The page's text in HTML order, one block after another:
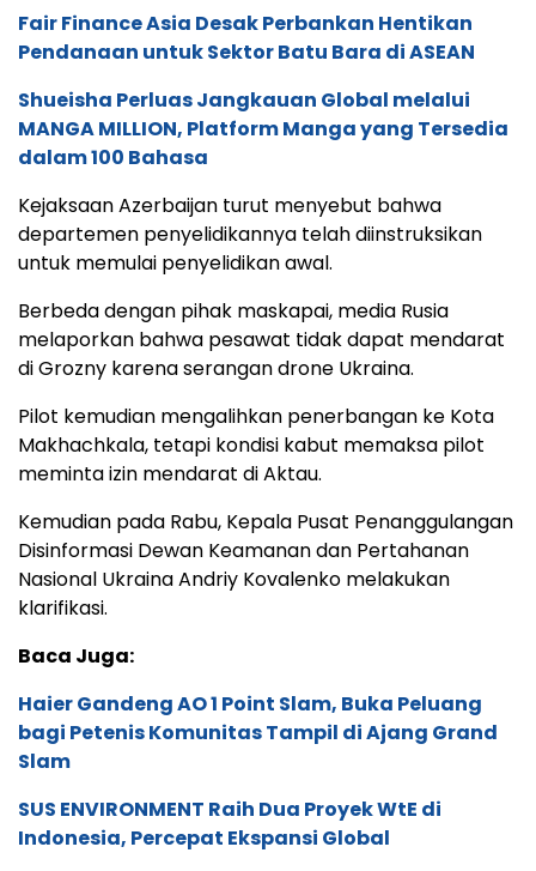
Fair Finance Asia Desak Perbankan Hentikan
Pendanaan untuk Sektor Batu Bara di ASEAN
Shueisha Perluas Jangkauan Global melalui
MANGA MILLION, Platform Manga yang Tersedia
dalam 100 Bahasa
Kejaksaan Azerbaijan turut menyebut bahwa
departemen penyelidikannya telah diinstruksikan
untuk memulai penyelidikan awal.
Berbeda dengan pihak maskapai, media Rusia
melaporkan bahwa pesawat tidak dapat mendarat
di Grozny karena serangan drone Ukraina.
Pilot kemudian mengalihkan penerbangan ke Kota
Makhachkala, tetapi kondisi kabut memaksa pilot
meminta izin mendarat di Aktau.
Kemudian pada Rabu, Kepala Pusat Penanggulangan
Disinformasi Dewan Keamanan dan Pertahanan
Nasional Ukraina Andriy Kovalenko melakukan
klarifikasi.
Baca Juga:
Haier Gandeng AO 1 Point Slam, Buka Peluang
bagi Petenis Komunitas Tampil di Ajang Grand
Slam
SUS ENVIRONMENT Raih Dua Proyek WtE di
Indonesia, Percepat Ekspansi Global